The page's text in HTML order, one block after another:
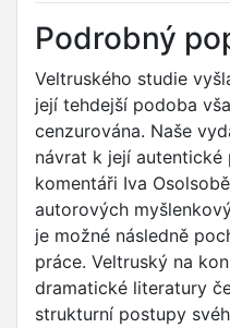
Podrobný
Veltruského studie
její tehdejší podoba
cenzurována. Naše
návrat k její
komentáři Iva
autorových
je možné následně
práce. Veltruský na
dramatické literatury
strukturní postupy